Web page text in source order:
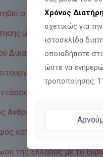
στην ΕΕ ο Θαλάσσιος
μου από το κόμμα
Δικαστηρίου
καταχρηστικά
ανεπιφύλακτα
Ανθρακεύς – ΟΧΙ ΧΑΓΗ.
κατά της Ελλάδας
της Ελλάδος με το
Χρόνος
σχετικώς για
ιστοσελίδα
οποιαδήποτε
ώστε να
τροποποίησης: